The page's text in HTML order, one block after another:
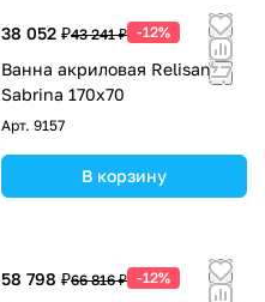
38 052 ₽43 241 ₽ -12%
Ванна акриловая Relisan
Sabrina 170х70
Арт. 9157
В корзину
58 798 ₽66 816 ₽ -12%